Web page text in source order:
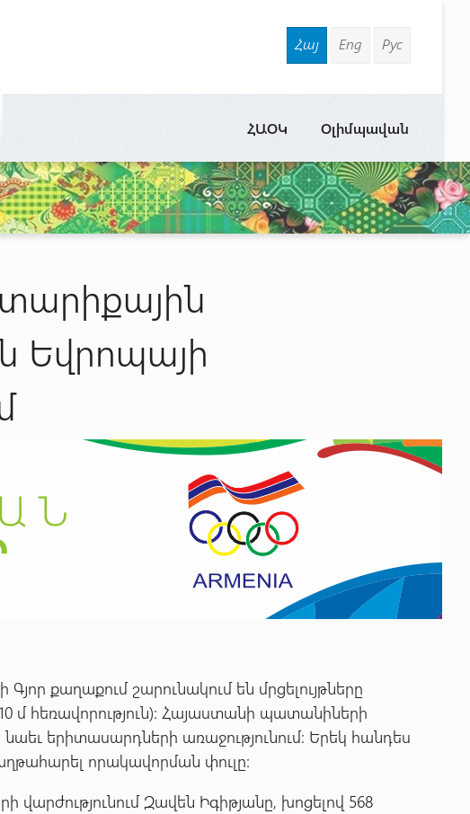
Հայ Eng Рус
Օլիմպավան
ՀԱՕԿ
Եվրոպայի
քաղաքում շարունակում են մրցելույթները
մ հեռավորություն): Հայաստանի պատանիների
երիտասարդների առաջությունում: Երեկ հանդես
որակավորման փուլը:
Զավեն Իգիթյանը, խոցելով 568